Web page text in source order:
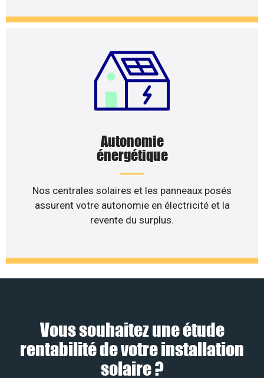
Autonomie
énergétique
Nos centrales solaires et les panneaux posés
assurent votre autonomie en électricité et la
revente du surplus.
Vous souhaitez une étude
rentabilité de votre installation
solaire ?